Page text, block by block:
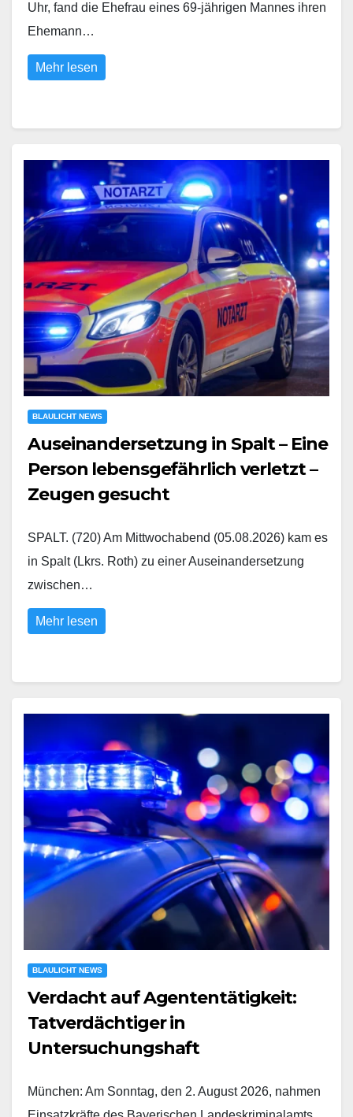
Uhr, fand die Ehefrau eines 69-jährigen Mannes ihren
Ehemann…
Mehr lesen
BLAULICHT NEWS
Auseinandersetzung in Spalt – Eine
Person lebensgefährlich verletzt –
Zeugen gesucht
SPALT. (720) Am Mittwochabend (05.08.2026) kam es
in Spalt (Lkrs. Roth) zu einer Auseinandersetzung
zwischen…
Mehr lesen
BLAULICHT NEWS
Verdacht auf Agententätigkeit:
Tatverdächtiger in
Untersuchungshaft
München: Am Sonntag, den 2. August 2026, nahmen